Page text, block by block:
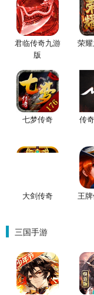
君临传奇九游
版
荣
七梦传奇 传
大剑传奇 王
三国手游